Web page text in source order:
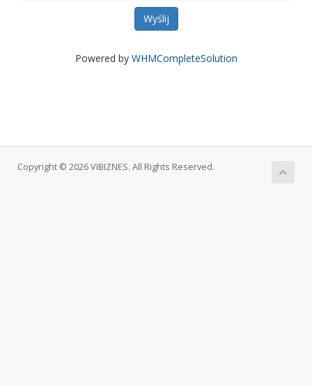
Wyślij
Powered by WHMCompleteSolution
Copyright © 2026 VIBIZNES. All Rights Reserved.